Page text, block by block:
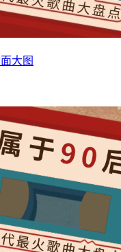
大图